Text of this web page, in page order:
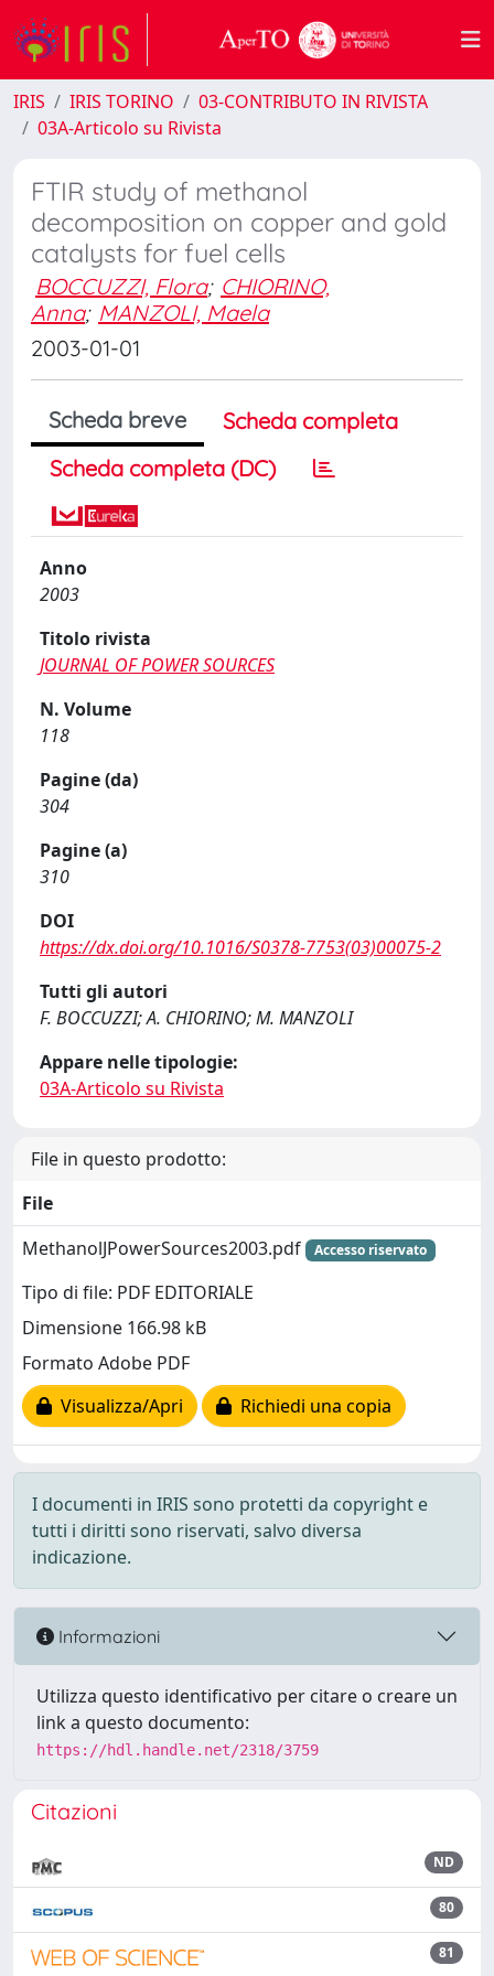
IRIS IRIS TORINO
03-CONTRIBUTO IN RIVISTA
03A-Articolo su Rivista
FTIR study of methanol
decomposition on copper and gold
catalysts for fuel cells
BOCCUZZI, Flora; CHIORINO,
Anna; MANZOLI, Maela
2003-01-01
Scheda breve
Scheda completa
Scheda completa (DC)
Anno
2003
Titolo rivista
JOURNAL OF POWER SOURCES
N. Volume
118
Pagine (da)
304
Pagine (a)
310
DOI
https://dx.doi.org/10.1016/S0378-7753(03)00075-2
Tutti gli autori
F. BOCCUZZI; A. CHIORINO; M. MANZOLI
Appare nelle tipologie:
03A-Articolo su Rivista
File in questo prodotto:
File
MethanolJPowerSources2003.pdf
Accesso riservato
Tipo di file: PDF EDITORIALE
Dimensione 166.98 kB
Formato Adobe PDF
Visualizza/Apri
Richiedi una copia
I documenti in IRIS sono protetti da copyright e
tutti i diritti sono riservati, salvo diversa
indicazione.
Informazioni
Utilizza questo identificativo per citare o creare un
link a questo documento:
https://hdl.handle.net/2318/3759
Citazioni
ND
80
81